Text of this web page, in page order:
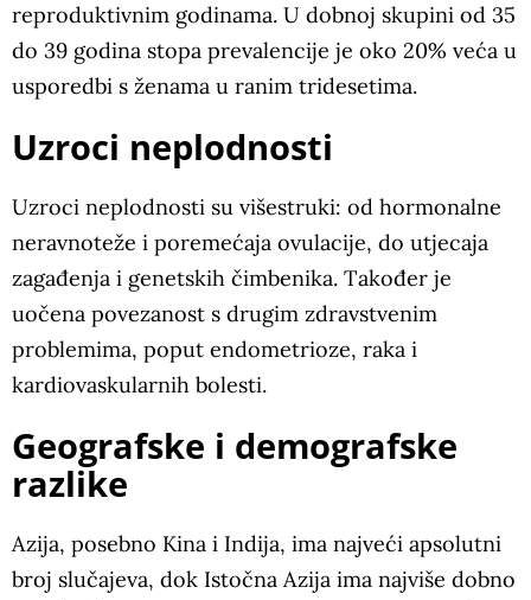
reproduktivnim godinama. U dobnoj skupini od 35
do 39 godina stopa prevalencije je oko 20% veća u
usporedbi s ženama u ranim tridesetima.
Uzroci neplodnosti
Uzroci neplodnosti su višestruki: od hormonalne
neravnoteže i poremećaja ovulacije, do utjecaja
zagađenja i genetskih čimbenika. Također je
uočena povezanost s drugim zdravstvenim
problemima, poput endometrioze, raka i
kardiovaskularnih bolesti.
Geografske i demografske
razlike
Azija, posebno Kina i Indija, ima najveći apsolutni
broj slučajeva, dok Istočna Azija ima najviše dobno